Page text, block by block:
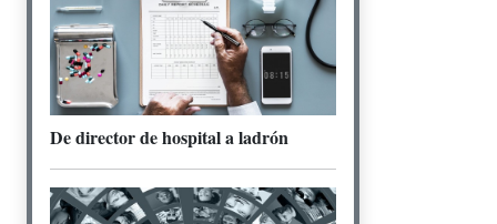
De director de hospital a ladrón